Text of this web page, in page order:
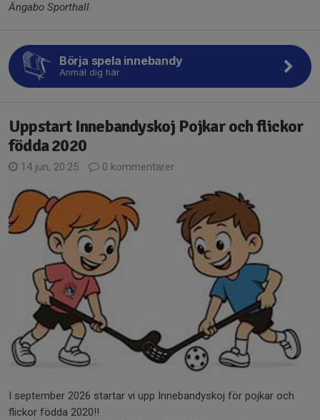
Ängabo Sporthall.
Börja spela innebandy
Anmäl dig här
Uppstart Innebandyskoj Pojkar och flickor
födda 2020
14 jun, 20:25 0 kommentarer
I september 2026 startar vi upp Innebandyskoj för pojkar och
flickor födda 2020!!